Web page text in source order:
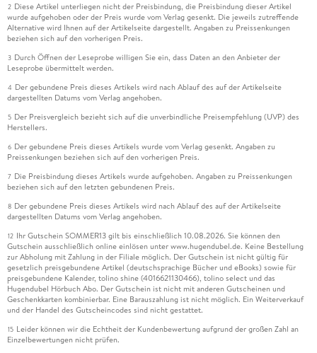
2 Diese Artikel unterliegen nicht der Preisbindung, die Preisbindung dieser Artikel
wurde aufgehoben oder der Preis wurde vom Verlag gesenkt. Die jeweils zutreffende
Alternative wird Ihnen auf der Artikelseite dargestellt. Angaben zu Preissenkungen
beziehen sich auf den vorherigen Preis.
3 Durch Öffnen der Leseprobe willigen Sie ein, dass Daten an den Anbieter der
Leseprobe übermittelt werden.
4 Der gebundene Preis dieses Artikels wird nach Ablauf des auf der Artikelseite
dargestellten Datums vom Verlag angehoben.
5 Der Preisvergleich bezieht sich auf die unverbindliche Preisempfehlung (UVP) des
Herstellers.
6 Der gebundene Preis dieses Artikels wurde vom Verlag gesenkt. Angaben zu
Preissenkungen beziehen sich auf den vorherigen Preis.
7 Die Preisbindung dieses Artikels wurde aufgehoben. Angaben zu Preissenkungen
beziehen sich auf den letzten gebundenen Preis.
8 Der gebundene Preis dieses Artikels wird nach Ablauf des auf der Artikelseite
dargestellten Datums vom Verlag angehoben.
12 Ihr Gutschein SOMMER13 gilt bis einschließlich 10.08.2026. Sie können den
Gutschein ausschließlich online einlösen unter www.hugendubel.de. Keine Bestellung
zur Abholung mit Zahlung in der Filiale möglich. Der Gutschein ist nicht gültig für
gesetzlich preisgebundene Artikel (deutschsprachige Bücher und eBooks) sowie für
preisgebundene Kalender, tolino shine (4016621130466), tolino select und das
Hugendubel Hörbuch Abo. Der Gutschein ist nicht mit anderen Gutscheinen und
Geschenkkarten kombinierbar. Eine Barauszahlung ist nicht möglich. Ein Weiterverkauf
und der Handel des Gutscheincodes sind nicht gestattet.
15 Leider können wir die Echtheit der Kundenbewertung aufgrund der großen Zahl an
Einzelbewertungen nicht prüfen.